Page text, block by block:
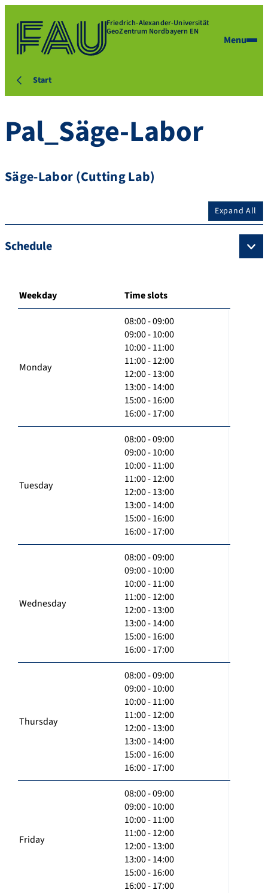
Friedrich-Alexander-Universität
GeoZentrum Nordbayern EN
Menu
Start
Pal_Säge-Labor
Säge-Labor (Cutting Lab)
Expand All
Schedule
Weekday Time slots
Monday
08:00 - 09:00
09:00 - 10:00
10:00 - 11:00
11:00 - 12:00
12:00 - 13:00
13:00 - 14:00
15:00 - 16:00
16:00 - 17:00
Tuesday
08:00 - 09:00
09:00 - 10:00
10:00 - 11:00
11:00 - 12:00
12:00 - 13:00
13:00 - 14:00
15:00 - 16:00
16:00 - 17:00
Wednesday
08:00 - 09:00
09:00 - 10:00
10:00 - 11:00
11:00 - 12:00
12:00 - 13:00
13:00 - 14:00
15:00 - 16:00
16:00 - 17:00
Thursday
08:00 - 09:00
09:00 - 10:00
10:00 - 11:00
11:00 - 12:00
12:00 - 13:00
13:00 - 14:00
15:00 - 16:00
16:00 - 17:00
Friday
08:00 - 09:00
09:00 - 10:00
10:00 - 11:00
11:00 - 12:00
12:00 - 13:00
13:00 - 14:00
15:00 - 16:00
16:00 - 17:00